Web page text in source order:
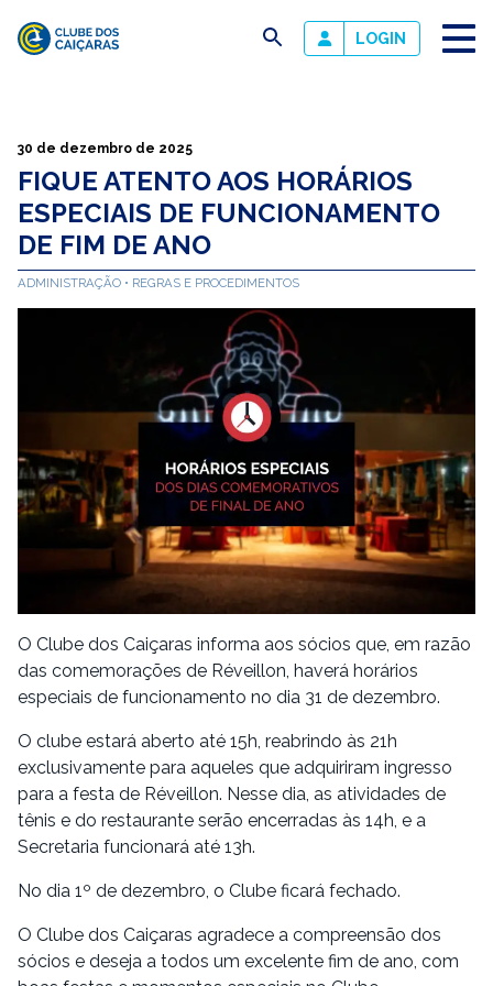
Caiçaras
busca LOGIN
30 de dezembro de 2025
FIQUE ATENTO AOS HORÁRIOS
ESPECIAIS DE FUNCIONAMENTO
DE FIM DE ANO
ADMINISTRAÇÃO REGRAS E PROCEDIMENTOS
O Clube dos Caiçaras informa aos sócios que, em razão
das comemorações de Réveillon, haverá horários
especiais de funcionamento no dia 31 de dezembro.
O clube estará aberto até 15h, reabrindo às 21h
exclusivamente para aqueles que adquiriram ingresso
para a festa de Réveillon. Nesse dia, as atividades de
tênis e do restaurante serão encerradas às 14h, e a
Secretaria funcionará até 13h.
No dia 1º de dezembro, o Clube ficará fechado.
O Clube dos Caiçaras agradece a compreensão dos
sócios e deseja a todos um excelente fim de ano, com